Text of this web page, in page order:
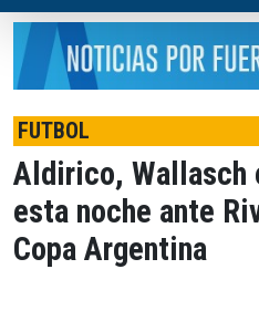
FUTBOL
Aldirico, Wallasch
esta noche ante
Copa Argentina